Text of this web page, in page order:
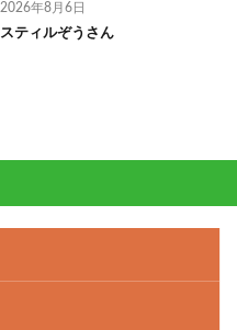
2026年8月6日
スティルぞうさん